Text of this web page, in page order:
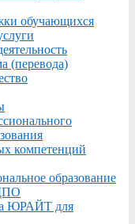
обучающихся
(перевода)
компетенций
образование
ЮРАЙТ для